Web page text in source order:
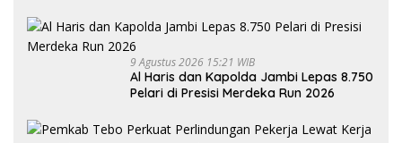
9 Agustus 2026 15:21 WIB
Al Haris dan Kapolda Jambi Lepas 8.750
Pelari di Presisi Merdeka Run 2026